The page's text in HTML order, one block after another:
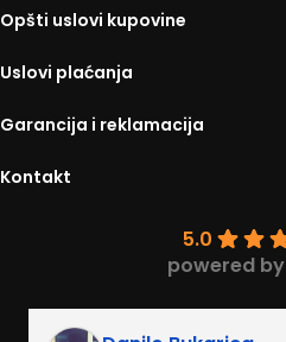
Opšti uslovi kupovine
Uslovi plaćanja
Garancija i reklamacija
Kontakt
5.0
powered by